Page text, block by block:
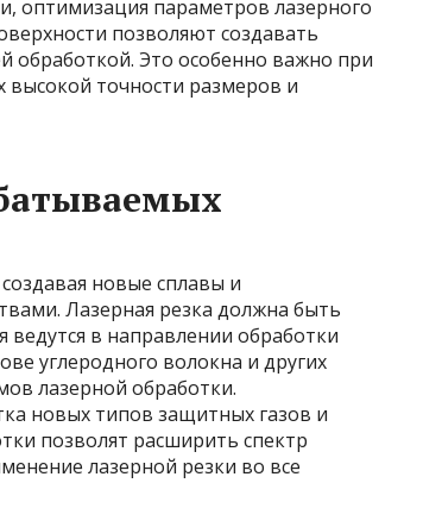
оптимизация параметров лазерного
позволяют создавать
Это особенно важно при
точности размеров и
новые сплавы и
Лазерная резка должна быть
ведутся в направлении обработки
углеродного волокна и других
лазерной обработки.
новых типов защитных газов и
позволят расширить спектр
лазерной резки во все